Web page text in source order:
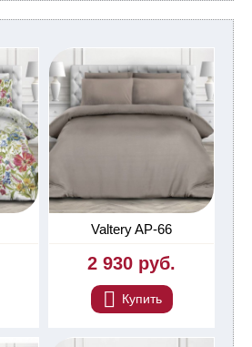
Valtery AP-66
2 930 руб.
Купить